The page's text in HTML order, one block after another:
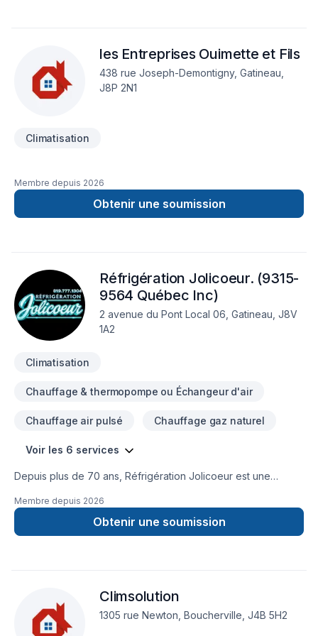
les Entreprises Ouimette et Fils
438 rue Joseph-Demontigny, Gatineau,
J8P 2N1
Climatisation
Membre depuis 2026
Obtenir une soumission
Réfrigération Jolicoeur. (9315-
9564 Québec Inc)
2 avenue du Pont Local 06, Gatineau, J8V
1A2
Climatisation
Chauffage & thermopompe ou Échangeur d'air
Chauffage air pulsé Chauffage gaz naturel
Voir les 6 services
Depuis plus de 70 ans, Réfrigération Jolicoeur est une
chauffage. Nous possédons l’expertise pour vous offrir la
solution dont vous avez besoin afin de profiter d’un confort
optimal en toute saison.
Membre depuis 2026
Obtenir une soumission
Climsolution
1305 rue Newton, Boucherville, J4B 5H2